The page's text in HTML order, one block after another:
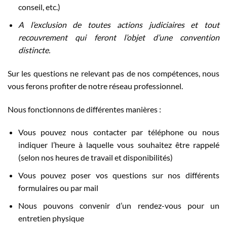
conseil, etc.)
A l’exclusion de toutes actions judiciaires et tout
recouvrement qui feront l’objet d’une convention
distincte.
Sur les questions ne relevant pas de nos compétences, nous
vous ferons profiter de notre réseau professionnel.
Nous fonctionnons de différentes manières :
Vous pouvez nous contacter par téléphone ou nous
indiquer l’heure à laquelle vous souhaitez être rappelé
(selon nos heures de travail et disponibilités)
Vous pouvez poser vos questions sur nos différents
formulaires ou par mail
Nous pouvons convenir d’un rendez-vous pour un
entretien physique